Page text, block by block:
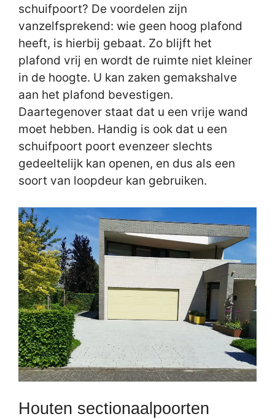
schuifpoort? De voordelen zijn
vanzelfsprekend: wie geen hoog plafond
heeft, is hierbij gebaat. Zo blijft het
plafond vrij en wordt de ruimte niet kleiner
in de hoogte. U kan zaken gemakshalve
aan het plafond bevestigen.
Daartegenover staat dat u een vrije wand
moet hebben. Handig is ook dat u een
schuifpoort poort evenzeer slechts
gedeeltelijk kan openen, en dus als een
soort van loopdeur kan gebruiken.
Houten sectionaalpoorten